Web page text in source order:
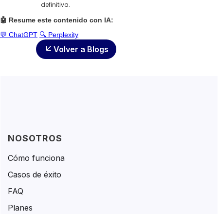
definitiva.
🤖 Resume este contenido con IA:
💬 ChatGPT 🔍 Perplexity
Volver a Blogs
NOSOTROS
Cómo funciona
Casos de éxito
FAQ
Planes